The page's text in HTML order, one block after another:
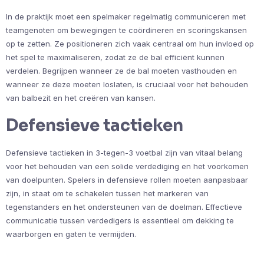
In de praktijk moet een spelmaker regelmatig communiceren met
teamgenoten om bewegingen te coördineren en scoringskansen
op te zetten. Ze positioneren zich vaak centraal om hun invloed op
het spel te maximaliseren, zodat ze de bal efficiënt kunnen
verdelen. Begrijpen wanneer ze de bal moeten vasthouden en
wanneer ze deze moeten loslaten, is cruciaal voor het behouden
van balbezit en het creëren van kansen.
Defensieve tactieken
Defensieve tactieken in 3-tegen-3 voetbal zijn van vitaal belang
voor het behouden van een solide verdediging en het voorkomen
van doelpunten. Spelers in defensieve rollen moeten aanpasbaar
zijn, in staat om te schakelen tussen het markeren van
tegenstanders en het ondersteunen van de doelman. Effectieve
communicatie tussen verdedigers is essentieel om dekking te
waarborgen en gaten te vermijden.